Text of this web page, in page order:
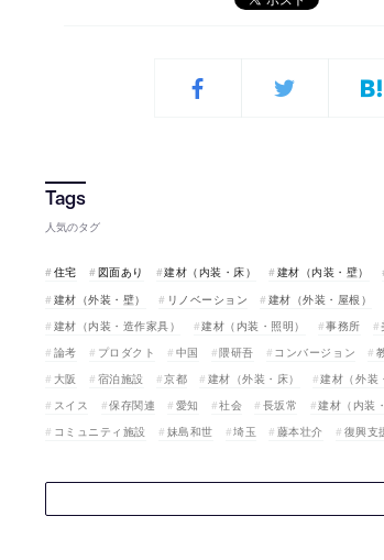
人気のタグ
住宅 図面あり 建材（内装・床） 建材（内装・壁）
建材（外装・壁）
リノベーション 建材（外装・屋根）
建材（内装・造作家具）
建材（内装・照明） 事務所
論考
プロダクト 中国 隈研吾 コンバージョン
大阪
宿泊施設 京都 建材（外装・床） 建材（外装
スイス
保存関連 愛知 社会 長坂常 建材（内装
コミュニティ施設
妹島和世 埼玉 藤本壮介 復興支